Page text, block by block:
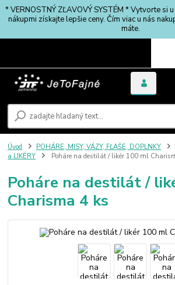
* VERNOSTNÝ ZĽAVOVÝ SYSTÉM * Vytvorte si
nákupmi získajte lepšie ceny. Čím viac u nás
máte.
Úvod POHÁRE, MISY, VÁZY, FĽAŠE, DOPLNKY
a LIKÉRY
Poháre na destilát / likér 100 ml
Poháre na destilát /
Charisma 4 ks